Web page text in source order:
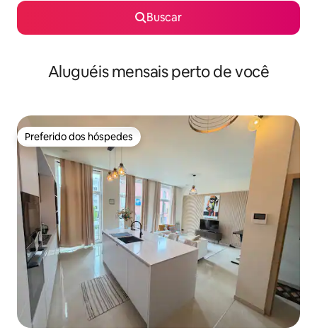
Buscar
Aluguéis mensais perto de você
Preferido dos hóspedes
Preferido dos hóspedes